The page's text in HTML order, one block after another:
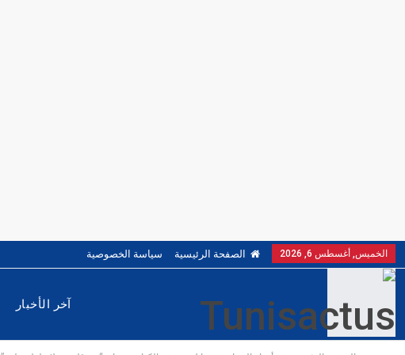
الخميس, أغسطس 6, 2026 الصفحة الرئيسية سياسة الخصوصية
آخر الأخبار